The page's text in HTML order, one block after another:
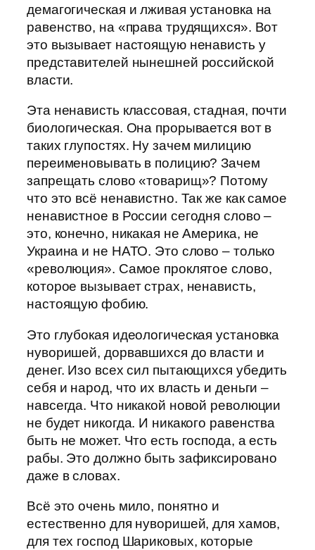
демагогическая и лживая установка на
равенство, на «права трудящихся». Вот
это вызывает настоящую ненависть у
представителей нынешней российской
власти.
Эта ненависть классовая, стадная, почти
биологическая. Она прорывается вот в
таких глупостях. Ну зачем милицию
переименовывать в полицию? Зачем
запрещать слово «товарищ»? Потому
что это всё ненавистно. Так же как самое
ненавистное в России сегодня слово –
это, конечно, никакая не Америка, не
Украина и не НАТО. Это слово – только
«революция». Самое проклятое слово,
которое вызывает страх, ненависть,
настоящую фобию.
Это глубокая идеологическая установка
нуворишей, дорвавшихся до власти и
денег. Изо всех сил пытающихся убедить
себя и народ, что их власть и деньги –
навсегда. Что никакой новой революции
не будет никогда. И никакого равенства
быть не может. Что есть господа, а есть
рабы. Это должно быть зафиксировано
даже в словах.
Всё это очень мило, понятно и
естественно для нуворишей, для хамов,
для тех господ Шариковых, которые